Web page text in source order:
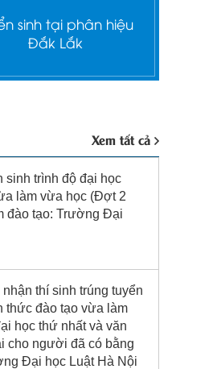
sinh tại phân hiệu
Đắk Lắk
Xem tất cả
sinh trình độ đại học
làm vừa học (Đợt 2
đào tạo: Trường Đại
thí sinh trúng tuyển
thức đào tạo vừa làm
học thứ nhất và văn
cho người đã có bằng
Đại học Luật Hà Nội